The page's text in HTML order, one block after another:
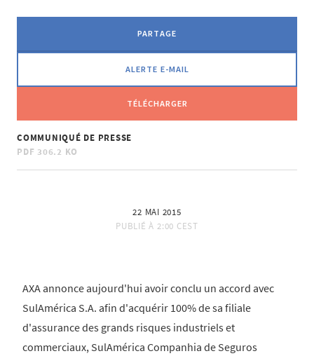
PARTAGE
ALERTE E-MAIL
TÉLÉCHARGER
COMMUNIQUÉ DE PRESSE
PDF 306.2 KO
22 MAI 2015
PUBLIÉ À 2:00 CEST
AXA annonce aujourd'hui avoir conclu un accord avec
SulAmérica S.A. afin d'acquérir 100% de sa filiale
d'assurance des grands risques industriels et
commerciaux, SulAmérica Companhia de Seguros